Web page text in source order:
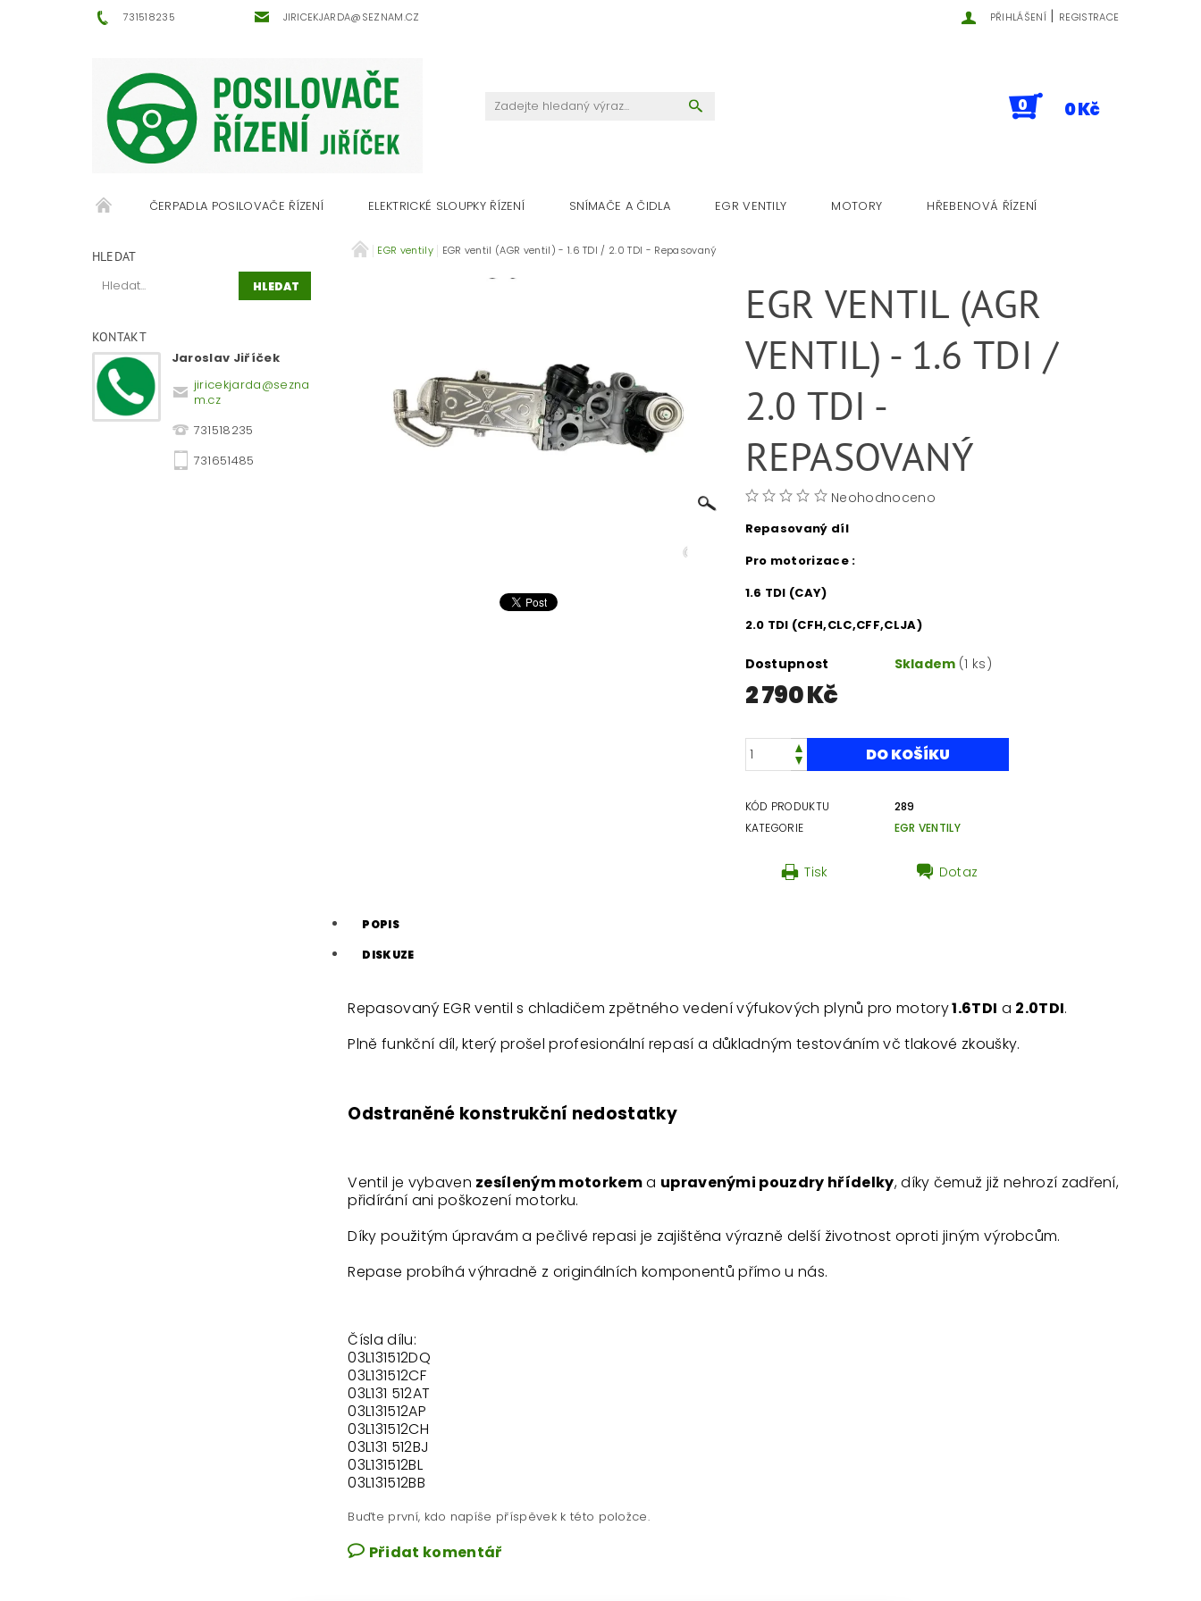
731518235 JIRICEKJARDA@SEZNAM.CZ PŘIHLÁŠENÍ | REGISTRACE
0 0 Kč
ČERPADLA POSILOVAČE ŘÍZENÍ ELEKTRICKÉ SLOUPKY ŘÍZENÍ SNÍMAČE A ČIDLA EGR VENTILY MOTORY HŘEBENOVÁ ŘÍZENÍ
OBCHODNÍ PODMÍNKY
HLEDAT
KONTAKT
Jaroslav Jiříček
jiricekjarda@sezna
m.cz
731518235
731651485
EGR ventily EGR ventil (AGR ventil) - 1.6 TDI / 2.0 TDI - Repasovaný
EGR VENTIL (AGR
VENTIL) - 1.6 TDI /
2.0 TDI -
REPASOVANÝ
Neohodnoceno
Repasovaný díl
Pro motorizace :
1.6 TDI (CAY)
2.0 TDI (CFH,CLC,CFF,CLJA)
Dostupnost Skladem (1 ks)
2 790 Kč
KÓD PRODUKTU
289
KATEGORIE
EGR VENTILY
Tisk Dotaz
POPIS
DISKUZE
Repasovaný EGR ventil s chladičem zpětného vedení výfukových plynů pro motory1.6TDI a 2.0TDI.
Plně funkční díl, který prošel profesionální repasí a důkladným testováním vč tlakové zkoušky.
Odstraněné konstrukční nedostatky
Ventil je vybaven zesíleným motorkema upravenými pouzdry hřídelky, díky čemuž již nehrozí zadření,
přidírání ani poškození motorku.
Díky použitým úpravám a pečlivé repasi je zajištěna výrazně delší životnost oproti jiným výrobcům.
Repase probíhá výhradně z originálních komponentů přímo u nás.
Čísla dílu:
03L131512DQ
03L131512CF
03L131 512AT
03L131512AP
03L131512CH
03L131 512BJ
03L131512BL
03L131512BB
Buďte první, kdo napíše příspěvek k této položce.
Přidat komentář